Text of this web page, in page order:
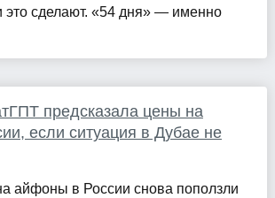
это сделают. «54 дня» — именно
предсказала цены на
если ситуация в Дубае не
айфоны в России снова поползли